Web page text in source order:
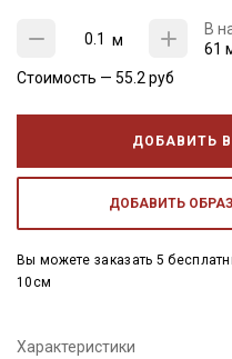
м
В
61
Стоимость — 55.2 руб
ДОБАВИТЬ
ДОБАВИТЬ
Вы можете заказать 5
10см
Характеристики